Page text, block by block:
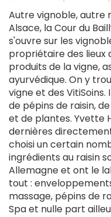
Autre vignoble, autre
Alsace, la Cour du
s'ouvre sur les
propriétaire des lieux
produits de la vigne,
ayurvédique. On y
vigne et des
de pépins de raisin,
et de plantes. Yvette
dernières
choisi un certain
ingrédients au raisin
Allemagne et ont le
tout :
massage, pépins de
Spa et nulle part